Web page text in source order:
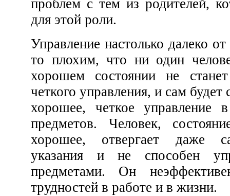
проблем с тем из родителей,
для этой роли.
Управление настолько далеко от того, чтобы быть чем-
то плохим, что ни один человек в здравом уме и в
хорошем состоянии не станет отвергать хорошего,
четкого управления, и сам будет способен осуществлять
хорошее, четкое
предметов. Человек,
хорошее, отвергает даже
указания и не способен
предметами. Он
трудностей в работе и в жизни.